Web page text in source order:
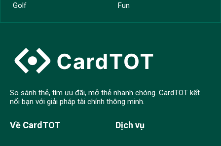
Golf
Fun
So sánh thẻ, tìm ưu đãi, mở thẻ nhanh chóng. CardTOT kết
nối bạn với giải pháp tài chính thông minh.
Về CardTOT Dịch vụ